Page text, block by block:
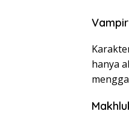
hanya